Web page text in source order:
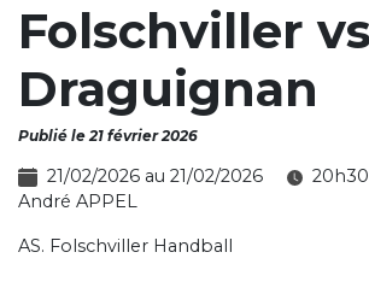
Folschviller
Draguignan
Publié le 21 février 2026
21/02/2026 au 21/02/2026 20h30
André APPEL
AS. Folschviller Handball